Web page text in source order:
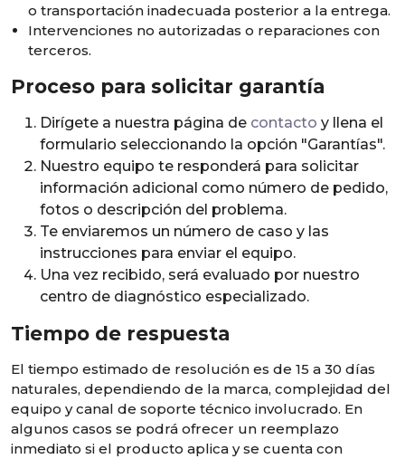
o transportación inadecuada posterior a la entrega.
Intervenciones no autorizadas o reparaciones con
terceros.
Proceso para solicitar garantía
Dirígete a nuestra página de contacto y llena el
formulario seleccionando la opción "Garantías".
Nuestro equipo te responderá para solicitar
información adicional como número de pedido,
fotos o descripción del problema.
Te enviaremos un número de caso y las
instrucciones para enviar el equipo.
Una vez recibido, será evaluado por nuestro
centro de diagnóstico especializado.
Tiempo de respuesta
El tiempo estimado de resolución es de 15 a 30 días
naturales, dependiendo de la marca, complejidad del
equipo y canal de soporte técnico involucrado. En
algunos casos se podrá ofrecer un reemplazo
inmediato si el producto aplica y se cuenta con